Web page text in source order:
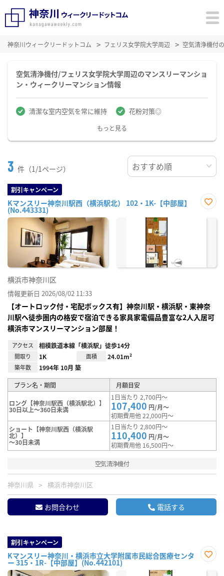
神奈川ウィークリードットコム フェリス女学院大学周辺 空気清浄機付
空気清浄機付/フェリス女学院大学周辺のマンスリーマンショ
ン・ウィークリーマンション情報
清潔な室内空気を常に維持 花粉対策◎
もっと見る
3 件（1/1ページ）
割引キャンペーン
Kマンスリー神奈川駅西（横浜駅北） 102・1K-【中部屋】
(No.443331)
に入
横浜市神奈川区
情報更新日 2026/08/02 11:33
【オートロック付・宅配ボックス有】神奈川駅・横浜駅・東神奈
川駅へ徒歩圏内の格安で宿泊できる家具家電備品豊富な2人入居可
横浜市マンスリーマンション部屋！
アクセス 相模鉄道本線「横浜駅」徒歩14分
間取り 1K 面積 24.01m²
築年数 1994年 10月 築
プラン名・期間 月額目安
ロング【神奈川駅西（横浜駅北）】
30日以上～360日未満
1日当たり 2,700円～
107,400 円/月～
初期費用他 22,000円～
ショート【神奈川駅西（横浜駅
北）】
～30日未満
1日当たり 2,800円～
110,400 円/月～
初期費用他 16,500円～
空気清浄機付
神奈川県 横浜市神奈川区
お問合わせ 電話する
割引キャンペーン
Kマンスリー神奈川・横浜市立大学附属市民総合医療センタ
ー 315・1R-【中部屋】(No.442101)
に入